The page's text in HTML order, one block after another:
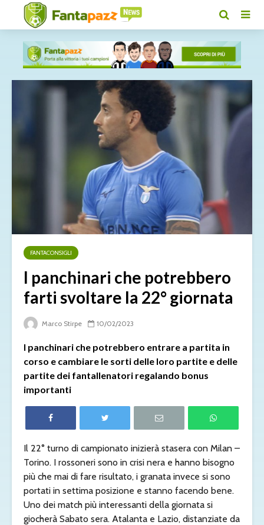
FANTACONSIGLI
I panchinari che potrebbero
farti svoltare la 22° giornata
Marco Stirpe 10/02/2023
I panchinari che potrebbero entrare a partita in
corso e cambiare le sorti delle loro partite e delle
partite dei fantallenatori regalando bonus
importanti
Il 22° turno di campionato inizierà stasera con Milan –
Torino. I rossoneri sono in crisi nera e hanno bisogno
più che mai di fare risultato, i granata invece si sono
portati in settima posizione e stanno facendo bene.
Uno dei match più interessanti della giornata si
giocherà Sabato sera. Atalanta e Lazio, distanziate da